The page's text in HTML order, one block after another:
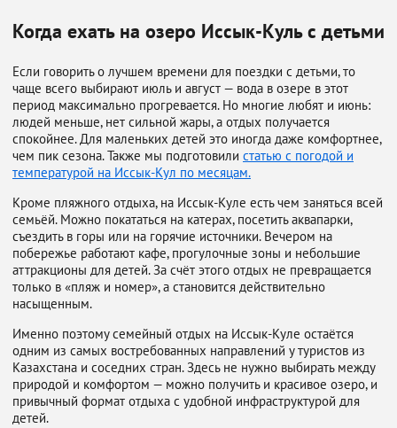
Когда ехать на озеро Иссык-Куль с детьми
Если говорить о лучшем времени для поездки с детьми, то
чаще всего выбирают июль и август — вода в озере в этот
период максимально прогревается. Но многие любят и июнь:
людей меньше, нет сильной жары, а отдых получается
спокойнее. Для маленьких детей это иногда даже комфортнее,
чем пик сезона. Также мы подготовили статью с погодой и
температурой на Иссык-Кул по месяцам.
Кроме пляжного отдыха, на Иссык-Куле есть чем заняться всей
семьёй. Можно покататься на катерах, посетить аквапарки,
съездить в горы или на горячие источники. Вечером на
побережье работают кафе, прогулочные зоны и небольшие
аттракционы для детей. За счёт этого отдых не превращается
только в «пляж и номер», а становится действительно
насыщенным.
Именно поэтому семейный отдых на Иссык-Куле остаётся
одним из самых востребованных направлений у туристов из
Казахстана и соседних стран. Здесь не нужно выбирать между
природой и комфортом — можно получить и красивое озеро, и
привычный формат отдыха с удобной инфраструктурой для
детей.